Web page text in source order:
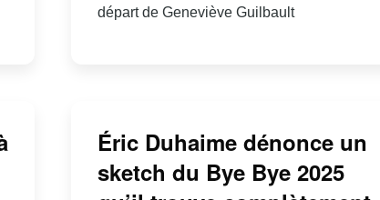
départ de Geneviève Guilbault
Éric Duhaime dénonce un
sketch du Bye Bye 2025